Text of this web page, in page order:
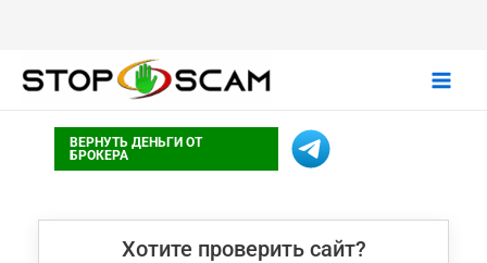
ВЕРНУТЬ ДЕНЬГИ ОТ
БРОКЕРА
Хотите проверить сайт?